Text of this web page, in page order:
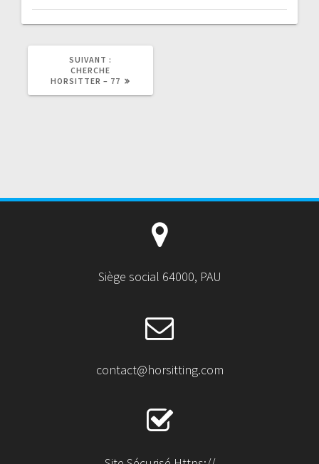
SUIVANT :
CHERCHE
HORSITTER – 77
Siège social 64000, PAU
contact@horsitting.com